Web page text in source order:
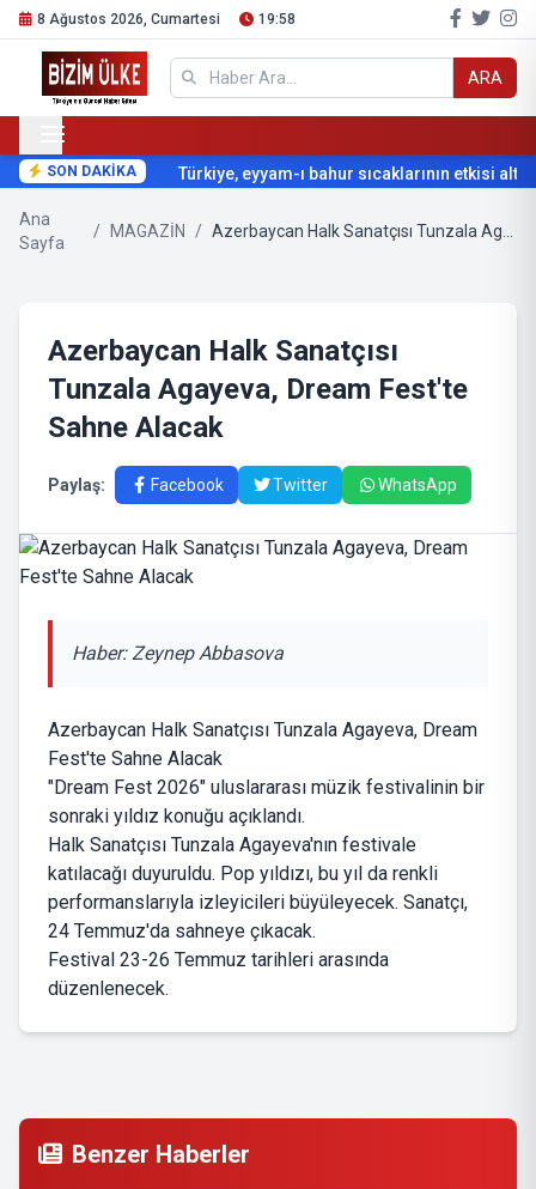
8 Ağustos 2026, Cumartesi 19:58
ARA
SON DAKİKA Türkiye, eyyam-ı bahur sıcaklarının etkisi
Ana
Sayfa
/ MAGAZİN /
Azerbaycan Halk Sanatçısı
Tunzala Agayeva, Dream Fest'te
Sahne Alacak
Paylaş: Facebook Twitter WhatsApp
Haber: Zeynep Abbasova
Azerbaycan Halk Sanatçısı Tunzala Agayeva, Dream
Fest'te Sahne Alacak
"Dream Fest 2026" uluslararası müzik festivalinin bir
sonraki yıldız konuğu açıklandı.
Halk Sanatçısı Tunzala Agayeva'nın festivale
katılacağı duyuruldu. Pop yıldızı, bu yıl da renkli
performanslarıyla izleyicileri büyüleyecek. Sanatçı,
24 Temmuz'da sahneye çıkacak.
Festival 23-26 Temmuz tarihleri ​​arasında
düzenlenecek.
Benzer Haberler